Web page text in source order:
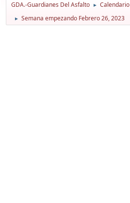
GDA.-Guardianes Del Asfalto ► Calendario
► Semana empezando Febrero 26, 2023